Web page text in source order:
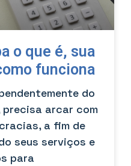
o que é, sua
funciona
do
arcar com
a fim de
seus serviços e
para